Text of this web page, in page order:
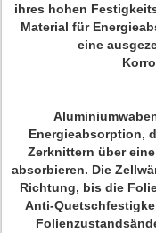
ihres hohen
Material für
eine
Energieabsorption,
Zerknittern über
absorbieren. Die
Richtung, bis die
Anti-